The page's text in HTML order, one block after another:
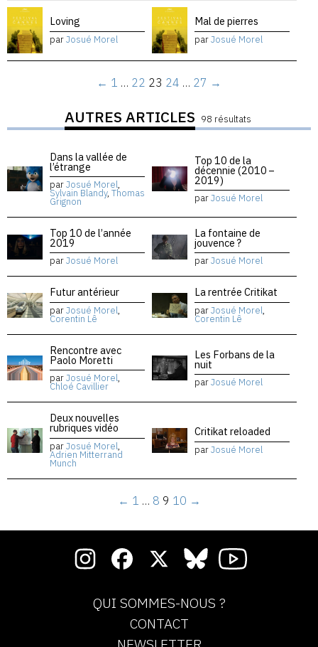
Loving
parJosué Morel
Mal de pierres
parJosué Morel
← 1 … 22 23 24 … 27 →
AUTRES ARTICLES 98 résultats
Dans la vallée de
l’étrange
parJosué Morel,
Sylvain Blandy, Thomas
Grignon
Top 10 de la
décennie (2010 –
2019)
parJosué Morel
Top 10 de l’année
2019
parJosué Morel
La fontaine de
jouvence ?
parJosué Morel
Futur antérieur
parJosué Morel,
Corentin Lê
La rentrée Critikat
parJosué Morel,
Corentin Lê
Rencontre avec
Paolo Moretti
parJosué Morel,
Chloé Cavillier
Les Forbans de la
nuit
parJosué Morel
Deux nouvelles
rubriques vidéo
parJosué Morel,
Adrien Mitterrand
Munch
Critikat reloaded
parJosué Morel
← 1 … 8 9 10 →
QUI SOMMES-NOUS ?
CONTACT